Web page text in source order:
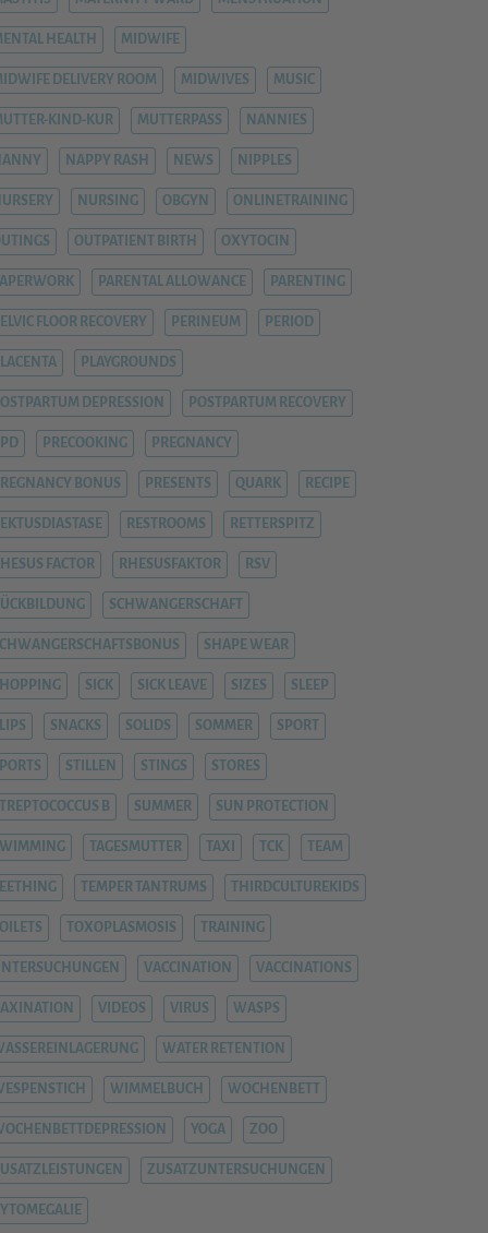
HEALTH MIDWIFE
DELIVERY ROOM MIDWIVES MUSIC
KIND-KUR MUTTERPASS NANNIES
NAPPY RASH NEWS NIPPLES
NURSING OBGYN ONLINETRAINING
OUTPATIENT BIRTH OXYTOCIN
PARENTAL ALLOWANCE PARENTING
FLOOR RECOVERY PERINEUM PERIOD
PLAYGROUNDS
DEPRESSION POSTPARTUM RECOVERY
PRECOOKING PREGNANCY
BONUS PRESENTS QUARK RECIPE
RESTROOMS RETTERSPITZ
FACTOR RHESUSFAKTOR RSV
SCHWANGERSCHAFT
SHAPE WEAR
SICK SICK LEAVE SIZES SLEEP
SNACKS SOLIDS SOMMER SPORT
STILLEN STINGS STORES
B SUMMER SUN PROTECTION
TAGESMUTTER TAXI TCK TEAM
TEETHING TEMPER TANTRUMS THIRDCULTUREKIDS
TOILETS TOXOPLASMOSIS TRAINING
VACCINATION VACCINATIONS
VIDEOS VIRUS WASPS
WATER RETENTION
WIMMELBUCH WOCHENBETT
YOGA ZOO
ZUSATZUNTERSUCHUNGEN